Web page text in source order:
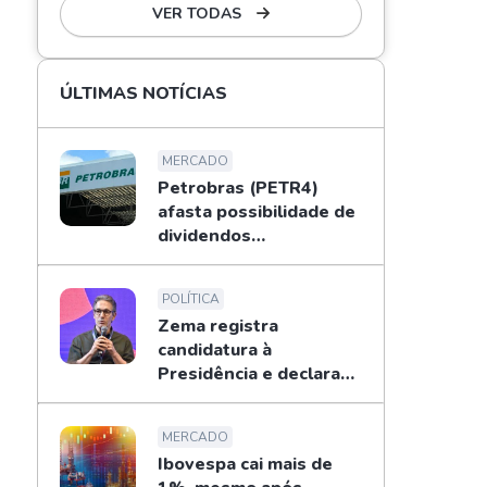
VER TODAS
ÚLTIMAS NOTÍCIAS
MERCADO
Petrobras (PETR4)
afasta possibilidade de
dividendos
extraordinários em
POLÍTICA
Zema registra
candidatura à
Presidência e declara
patrimônio de R$ 178
MERCADO
Ibovespa cai mais de